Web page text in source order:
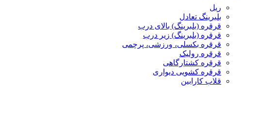
ریل
بلبرینگ تعادل
قرقره (بلبرینگ) بالای درب
قرقره (بلبرینگ) زیر درب
قرقره بکسلی، ورزشی، پرچمی
قرقره رولیک
قرقره کشتارگاهی
قرقره کشویی دیواری
قلاب کارابین